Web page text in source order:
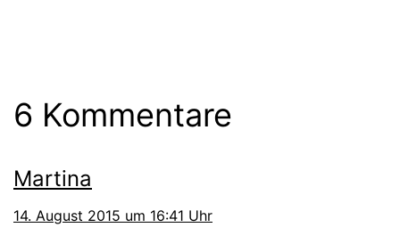
6 Kommentare
Martina
14. August 2015 um 16:41 Uhr